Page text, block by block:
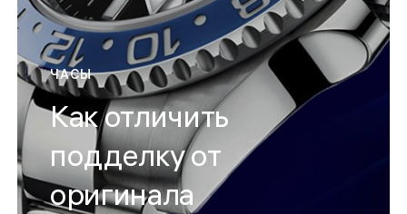
ЧАСЫ
Как отличить
подделку от
оригинала